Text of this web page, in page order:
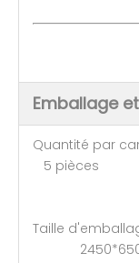
Emballage
5 pièces
Taille